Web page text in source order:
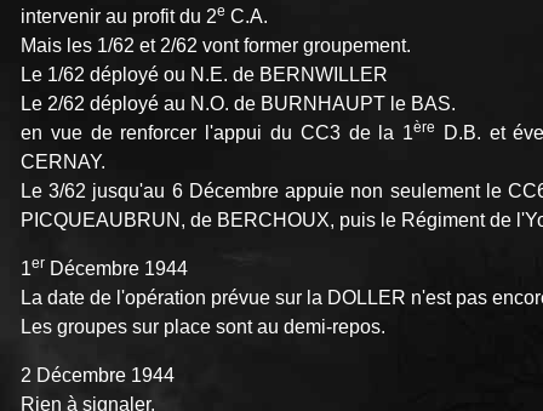
intervenir au profit du 2e C.A.
Mais les 1/62 et 2/62 vont former groupement.
Le 1/62 déployé ou N.E. de BERNWILLER
Le 2/62 déployé au N.O. de BURNHAUPT le BAS.
en vue de renforcer l'appui du CC3 de la 1ère
D.B. et
CERNAY.
Le 3/62 jusqu'au 6 Décembre appuie non seulement le
PICQUEAUBRUN, de BERCHOUX, puis le Régiment de
1er Décembre 1944
La date de l'opération prévue sur la DOLLER n'est pas
Les groupes sur place sont au demi-repos.
2 Décembre 1944
Rien à signaler.